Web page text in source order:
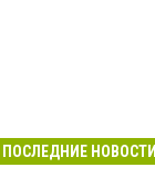
ПОСЛЕДНИЕ НОВОСТИ